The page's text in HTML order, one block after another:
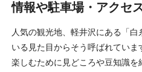
情報や駐車場・アクセ
人気の観光地、軽井沢にある「
いる見た目からそう呼ばれてい
楽しむために見どころや豆知識を